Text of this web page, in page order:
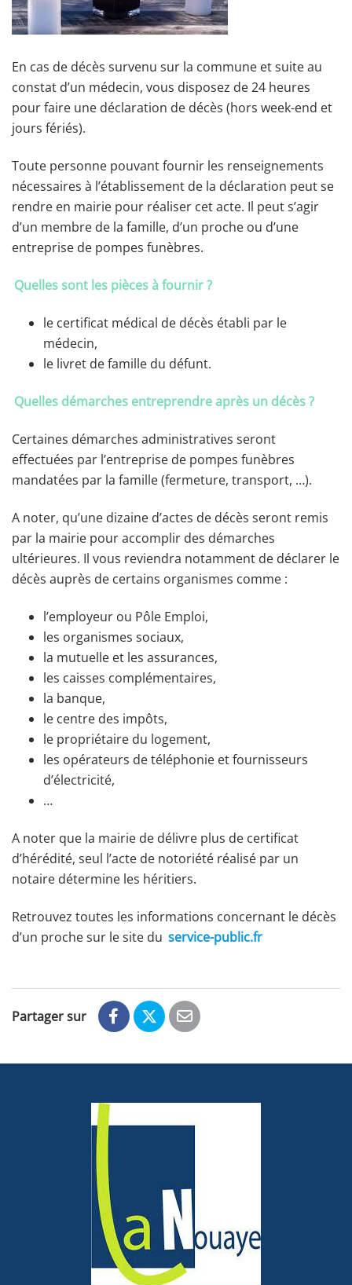
En cas de décès survenu sur la commune et suite au
constat d’un médecin, vous disposez de 24 heures
pour faire une déclaration de décès (hors week-end et
jours fériés).
Toute personne pouvant fournir les renseignements
nécessaires à l’établissement de la déclaration peut se
rendre en mairie pour réaliser cet acte. Il peut s’agir
d’un membre de la famille, d’un proche ou d’une
entreprise de pompes funèbres.
Quelles sont les pièces à fournir ?
le certificat médical de décès établi par le
médecin,
le livret de famille du défunt.
Quelles démarches entreprendre après un décès ?
Certaines démarches administratives seront
effectuées par l’entreprise de pompes funèbres
mandatées par la famille (fermeture, transport, …).
A noter, qu’une dizaine d’actes de décès seront remis
par la mairie pour accomplir des démarches
ultérieures. Il vous reviendra notamment de déclarer le
décès auprès de certains organismes comme :
l’employeur ou Pôle Emploi,
les organismes sociaux,
la mutuelle et les assurances,
les caisses complémentaires,
la banque,
le centre des impôts,
le propriétaire du logement,
les opérateurs de téléphonie et fournisseurs
d’électricité,
…
A noter que la mairie de délivre plus de certificat
d’hérédité, seul l’acte de notoriété réalisé par un
notaire détermine les héritiers.
Retrouvez toutes les informations concernant le décès
d’un proche sur le site du service-public.fr
Partager sur